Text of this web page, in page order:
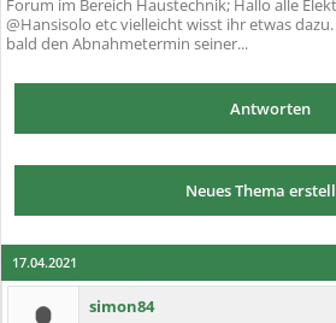
Forum im Bereich Haustechnik; Hallo alle
@Hansisolo etc vielleicht wisst ihr etwas
bald den Abnahmetermin seiner...
Antworten
Neues Thema
17.04.2021
simon84